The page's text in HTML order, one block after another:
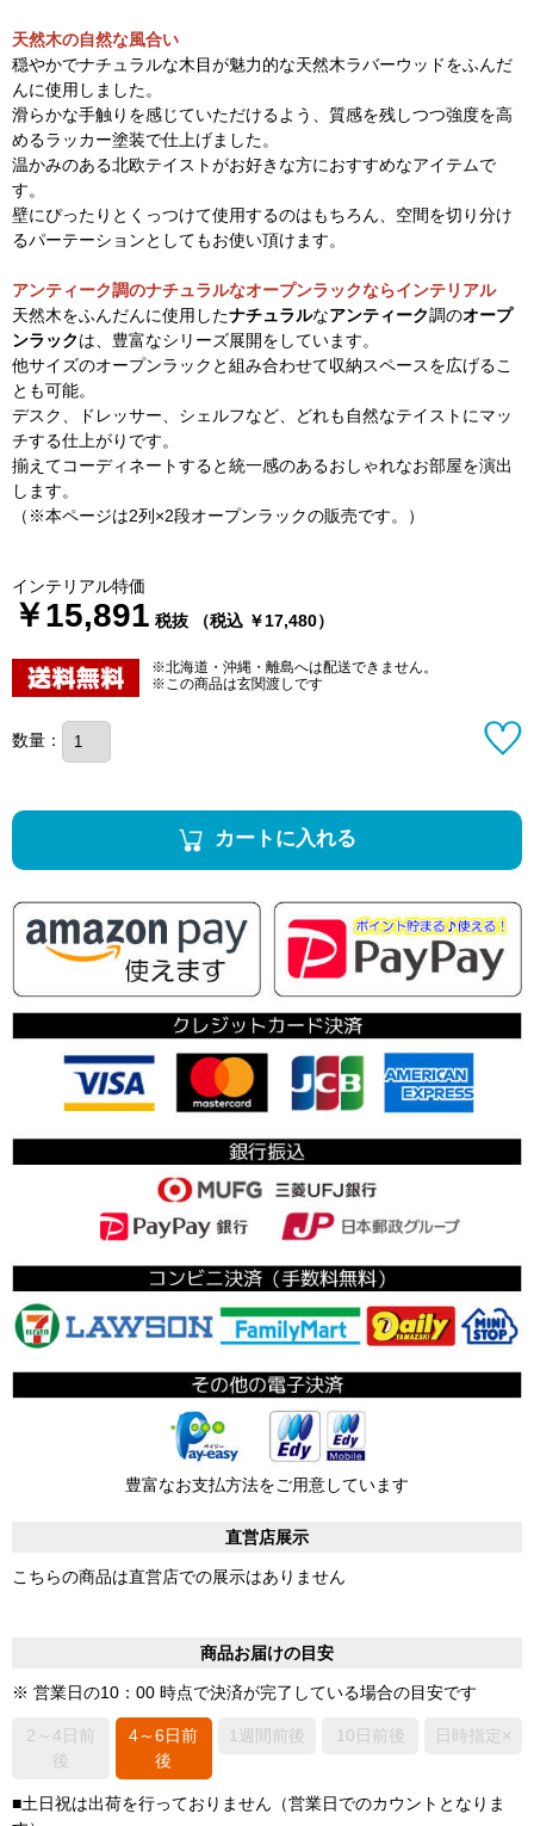
天然木の自然な風合い
穏やかでナチュラルな木目が魅力的な天然木ラバーウッドをふんだ
んに使用しました。
滑らかな手触りを感じていただけるよう、質感を残しつつ強度を高
めるラッカー塗装で仕上げました。
温かみのある北欧テイストがお好きな方におすすめなアイテムで
す。
壁にぴったりとくっつけて使用するのはもちろん、空間を切り分け
るパーテーションとしてもお使い頂けます。
アンティーク調のナチュラルなオープンラックならインテリアル
天然木をふんだんに使用したナチュラルなアンティーク調のオープ
ンラックは、豊富なシリーズ展開をしています。
他サイズのオープンラックと組み合わせて収納スペースを広げるこ
とも可能。
デスク、ドレッサー、シェルフなど、どれも自然なテイストにマッ
チする仕上がりです。
揃えてコーディネートすると統一感のあるおしゃれなお部屋を演出
します。
（※本ページは2列×2段オープンラックの販売です。）
インテリアル特価
￥15,891 税抜 （税込 ￥17,480）
※北海道・沖縄・離島へは配送できません。
※この商品は玄関渡しです
数量：
カートに入れる
豊富なお支払方法をご用意しています
直営店展示
こちらの商品は直営店での展示はありません
商品お届けの目安
※ 営業日の10：00 時点で決済が完了している場合の目安です
2～4日前
後
4～6日前
後
1週間前後 10日前後 日時指定×
■土日祝は出荷を行っておりません（営業日でのカウントとなりま